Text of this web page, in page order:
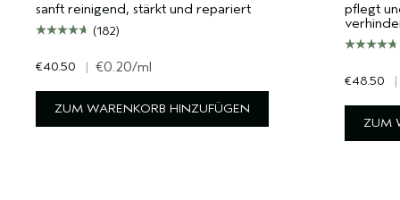
sanft reinigend, stärkt und repariert
(182)
€40.50 | €0.20/ml
ZUM WARENKORB HINZUFÜGEN
pflegt
€48.50 |
ZUM